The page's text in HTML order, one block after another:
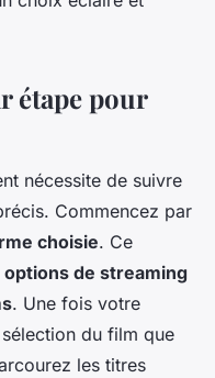
étape pour
nécessite de suivre
Commencez par
choisie. Ce
options de streaming
. Une fois votre
du film que
les titres